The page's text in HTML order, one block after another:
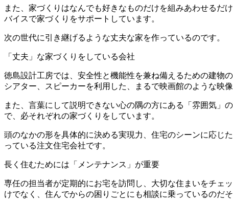
また、家づくりはなんでも好きなものだけを組みあわせるだ
バイスで家づくりをサポートしています。
次の世代に引き継げるような丈夫な家を作っているのです。
「丈夫」な家づくりをしている会社
徳島設計工房では、安全性と機能性を兼ね備えるための建物
シアター、スピーカーを利用した、まるで映画館のような映像
また、言葉にして説明できない心の隅の方にある「雰囲気」
で、必それぞれの家づくりをしています。
頭のなかの形を具体的に決める実現力、住宅のシーンに応じ
っている注文住宅会社です。
長く住むためには「メンテナンス」が重要
専任の担当者が定期的にお宅を訪問し、大切な住まいをチェ
けでなく、住んでからの困りごとにも相談に乗っているのだそ